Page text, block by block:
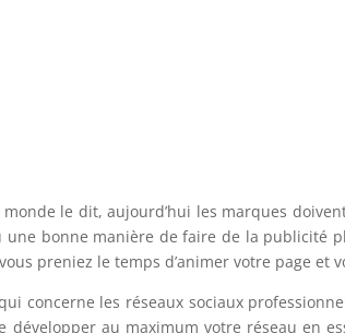
le dit, aujourd’hui les marques
une bonne manière de faire de la publicité
preniez le temps d’animer votre page et
concerne les réseaux sociaux
développer au maximum votre réseau en